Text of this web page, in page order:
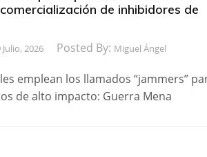
de inhibidores de
Julio, 2026 Posted By: Miguel Ángel
emplean los llamados “jammers”
de alto impacto: Guerra Mena